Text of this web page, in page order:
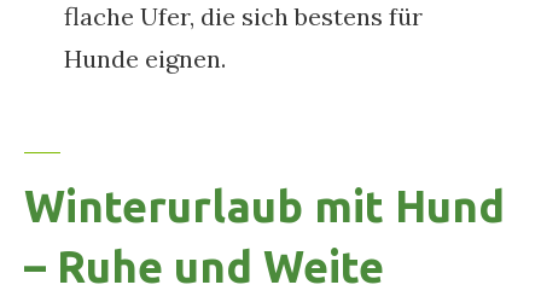
flache Ufer, die sich bestens für
Hunde eignen.
Winterurlaub mit Hund
– Ruhe und Weite